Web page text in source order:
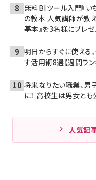
無料BIツール入門『
の教本 人気講師が教
基本』を3名様にプレゼ
明日からすぐに使え
す活用術8選【週間ラン
将来なりたい職業、
に！ 高校生は男女とも
人気記